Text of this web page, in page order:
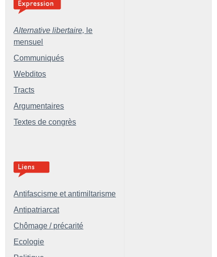
Alternative libertaire, le
mensuel
Communiqués
Webditos
Tracts
Argumentaires
Textes de congrès
Antifascisme et antimiltarisme
Antipatriarcat
Chômage / précarité
Ecologie